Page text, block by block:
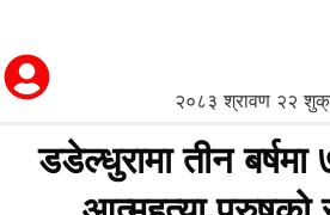
२०८३ श्रावण २२
डडेल्धुरामा तीन